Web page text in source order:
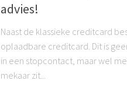
advies!
Naast de klassieke creditcard
oplaadbare creditcard. Dit is
in een stopcontact, maar wel
mekaar zit...